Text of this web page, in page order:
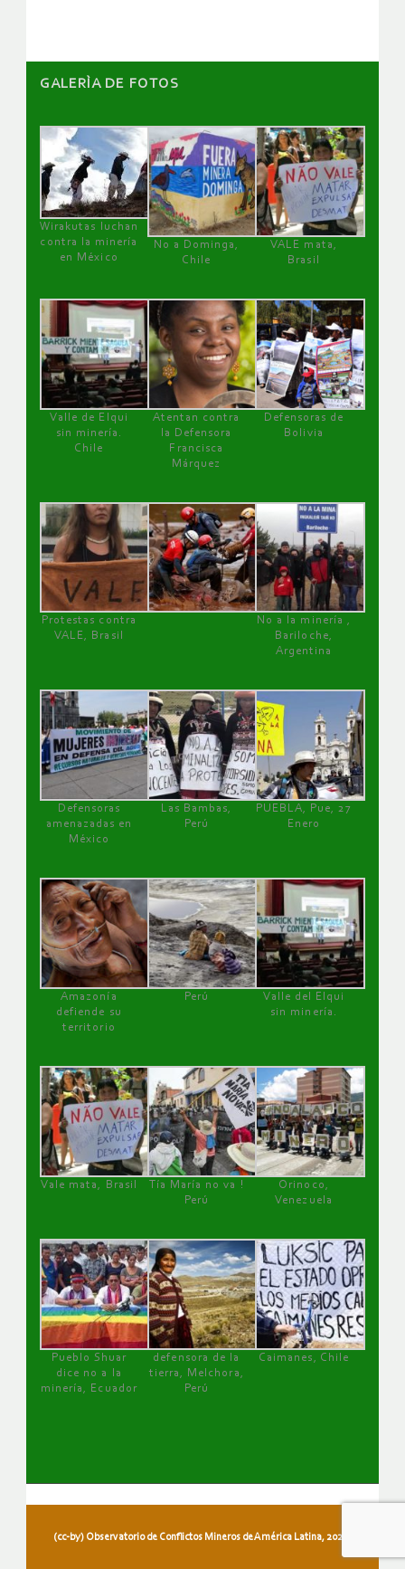
GALERÌA DE FOTOS
Wirakutas luchan
contra la minería
en México
No a Dominga,
Chile
VALE mata,
Brasil
Valle de Elqui
sin minería.
Chile
Atentan contra
la Defensora
Francisca
Márquez
Defensoras de
Bolivia
Protestas contra
VALE, Brasil
No a la minería ,
Bariloche,
Argentina
Defensoras
amenazadas en
México
Las Bambas,
Perú
PUEBLA, Pue, 27
Enero
Amazonía
defiende su
territorio
Perú
Valle del Elqui
sin minería.
Vale mata, Brasil
Tía María no va !
Perú
Orinoco,
Venezuela
Pueblo Shuar
dice no a la
minería, Ecuador
defensora de la
tierra, Melchora,
Perú
Caimanes, Chile
(cc-by) Observatorio de Conflictos Mineros de América Latina, 2026